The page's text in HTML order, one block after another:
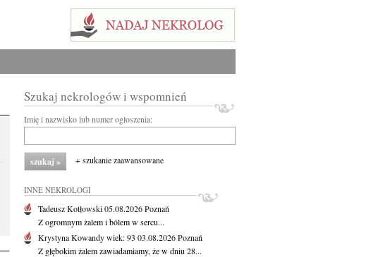
Szukaj nekrologów i wspomnień
Imię i nazwisko lub numer ogłoszenia:
+ szukanie zaawansowane
INNE NEKROLOGI
Tadeusz Kotłowski05.08.2026Poznań
Z ogromnym żalem i bólem w sercu...
Krystyna Kowandywiek: 93 03.08.2026Poznań
Z głębokim żalem zawiadamiamy, że w dniu 28...